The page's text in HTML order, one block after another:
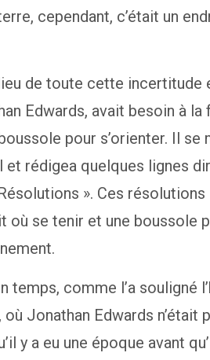
cependant, c’était un
de toute cette incertitude
Edwards, avait besoin à
boussole pour s’orienter. Il
et rédigea quelques lignes
». Ces
où se tenir et une boussole
temps, comme l’a souligné
où Jonathan Edwards n’était
y a eu une époque avant